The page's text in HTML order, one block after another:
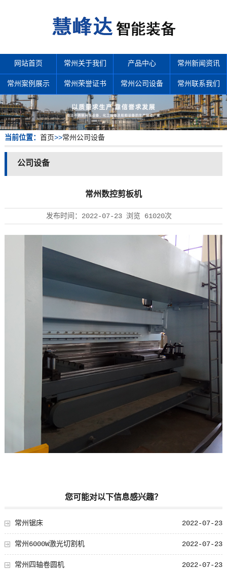
网站首页 常州关于我们 产品中心 常州新闻资讯
常州案例展示 常州荣誉证书 常州公司设备 常州联系我们
当前位置： 首页>>常州公司设备
公司设备
常州数控剪板机
发布时间： 2022-07-23浏览 61020次
您可能对以下信息感兴趣？
2022-07-23
常州锯床
2022-07-23
常州6000W激光切割机
2022-07-23
常州四轴卷圆机